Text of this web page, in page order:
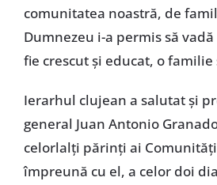
comunitatea noastră, de
Dumnezeu i-a permis să
fie crescut și educat, o
Ierarhul clujean a salutat și
general Juan Antonio
celorlalți părinți ai
împreună cu el, a celor doi